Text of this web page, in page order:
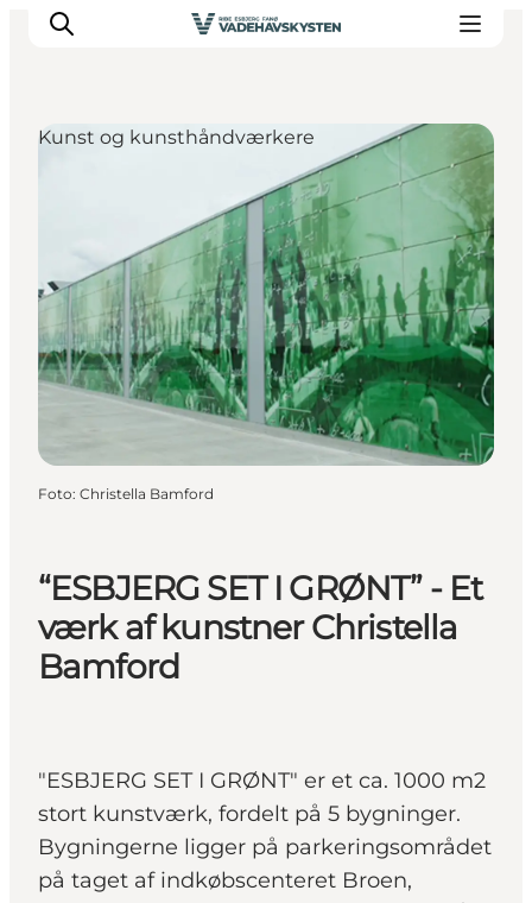
Oplev Esbjerg
Oplev Fanø
Oplev Mandø
Oplev Vadehavet
Det Sker
“ESBJERG SET I GRØNT” - Et
værk af kunstner Christella
Bamford
"ESBJERG SET I GRØNT" er et ca. 1000 m2
stort kunstværk, fordelt på 5 bygninger.
Bygningerne ligger på parkeringsområdet
på taget af indkøbscenteret Broen,
Kunst og kunsthåndværkere
Foto: Christella Bamford